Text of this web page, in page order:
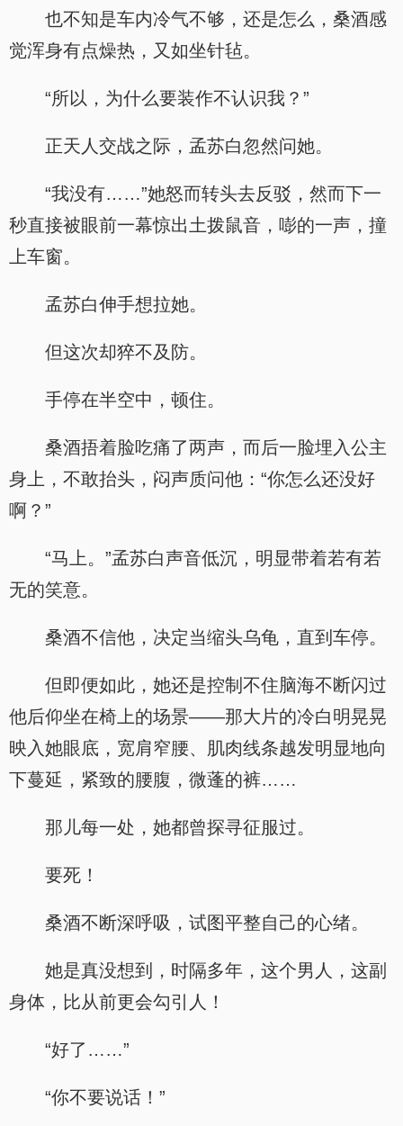
也不知是车内冷气不够，还是怎么，桑酒感
觉浑身有点燥热，又如坐针毡。
“所以，为什么要装作不认识我？”
正天人交战之际，孟苏白忽然问她。
“我没有……”她怒而转头去反驳，然而下一
秒直接被眼前一幕惊出土拨鼠音，嘭的一声，撞
上车窗。
孟苏白伸手想拉她。
但这次却猝不及防。
手停在半空中，顿住。
桑酒捂着脸吃痛了两声，而后一脸埋入公主
身上，不敢抬头，闷声质问他：“你怎么还没好
啊？”
“马上。”孟苏白声音低沉，明显带着若有若
无的笑意。
桑酒不信他，决定当缩头乌龟，直到车停。
但即便如此，她还是控制不住脑海不断闪过
他后仰坐在椅上的场景——那大片的冷白明晃晃
映入她眼底，宽肩窄腰、肌肉线条越发明显地向
下蔓延，紧致的腰腹，微蓬的裤……
那儿每一处，她都曾探寻征服过。
要死！
桑酒不断深呼吸，试图平整自己的心绪。
她是真没想到，时隔多年，这个男人，这副
身体，比从前更会勾引人！
“好了……”
“你不要说话！”